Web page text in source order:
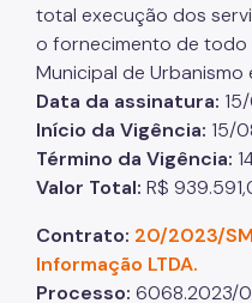
total execução dos
o fornecimento de todo
Municipal de Urbanismo
Data da assinatura:
Início da Vigência: 15/
Término da Vigência:
Valor Total: R$
Contrato: 20/2023/
Informação LTDA.
Processo: 6068.2023/